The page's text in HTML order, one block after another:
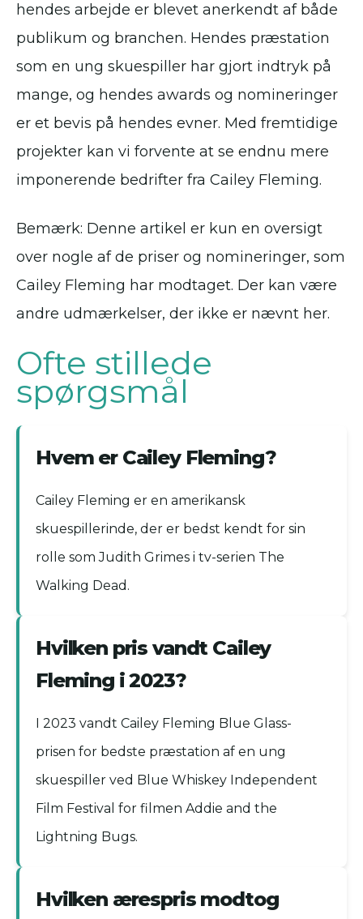
hendes arbejde er blevet anerkendt af både
publikum og branchen. Hendes præstation
som en ung skuespiller har gjort indtryk på
mange, og hendes awards og nomineringer
er et bevis på hendes evner. Med fremtidige
projekter kan vi forvente at se endnu mere
imponerende bedrifter fra Cailey Fleming.
Bemærk: Denne artikel er kun en oversigt
over nogle af de priser og nomineringer, som
Cailey Fleming har modtaget. Der kan være
andre udmærkelser, der ikke er nævnt her.
Ofte stillede
spørgsmål
Hvem er Cailey Fleming?
Cailey Fleming er en amerikansk
skuespillerinde, der er bedst kendt for sin
rolle som Judith Grimes i tv-serien The
Walking Dead.
Hvilken pris vandt Cailey
Fleming i 2023?
I 2023 vandt Cailey Fleming Blue Glass-
prisen for bedste præstation af en ung
skuespiller ved Blue Whiskey Independent
Film Festival for filmen Addie and the
Lightning Bugs.
Hvilken ærespris modtog